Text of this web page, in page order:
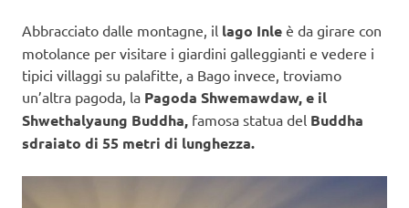
Abbracciato dalle montagne, il lago Inle è da girare con
motolance per visitare i giardini galleggianti e vedere i
tipici villaggi su palafitte, a Bago invece, troviamo
un’altra pagoda, la Pagoda Shwemawdaw, e il
Shwethalyaung Buddha, famosa statua del Buddha
sdraiato di 55 metri di lunghezza.